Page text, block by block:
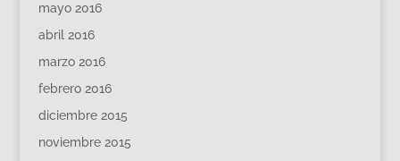
mayo 2016
abril 2016
marzo 2016
febrero 2016
diciembre 2015
noviembre 2015